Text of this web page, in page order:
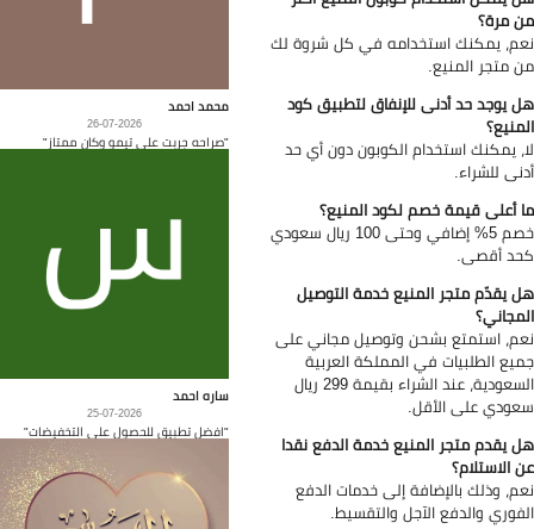
مرة؟
يمكنك استخدامه في كل شروة لك
متجر المنيع.
يوجد حد أدنى للإنفاق لتطبيق كود
يمكنك استخدام الكوبون دون أي حد
للشراء.
أعلى قيمة خصم لكود المنيع؟
خصم 5% إضافي وحتى 100 ريال سعودي
أقصى.
يقدّم متجر المنيع خدمة التوصيل
استمتع بشحن وتوصيل مجاني على
الطلبيات في المملكة العربية
السعودية، عند الشراء بقيمة 299 ريال
على الأقل.
يقدم متجر المنيع خدمة الدفع نقدا
الاستلام؟
وذلك بالإضافة إلى خدمات الدفع
والدفع الآجل والتقسيط.
محمد احمد
26-07-2026
"صراحه جربت على تيمو وكان ممتاز"
ساره احمد
25-07-2026
"افضل تطبيق للحصول على التخفيضات"